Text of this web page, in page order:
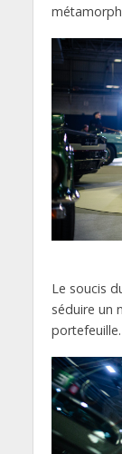
Le soucis
séduire un
portefeuille.